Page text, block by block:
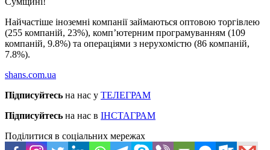
Найчастіше іноземні компанії займаються оптовою торгівлею
(255 компаній, 23%), комп’ютерним програмуванням (109
компаній, 9.8%) та операціями з нерухомістю (86 компаній,
7.8%).
shans.com.ua
Підписуйтесь на нас у ТЕЛЕГРАМ
Підписуйтесь на нас в ІНСТАГРАМ
Поділитися в соціальних мережах